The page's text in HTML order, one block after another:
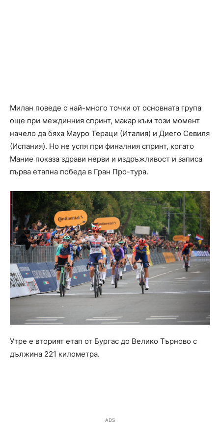
Милан поведе с най-много точки от основната група
още при междинния спринт, макар към този момент
начело да бяха Мауро Тераци (Италия) и Диего Севиля
(Испания). Но не успя при финалния спринт, когато
Мание показа здрави нерви и издръжливост и записа
първа етапна победа в Гран Про-тура.
Утре е вторият етап от Бургас до Велико Търново с
дължина 221 километра.
ADS